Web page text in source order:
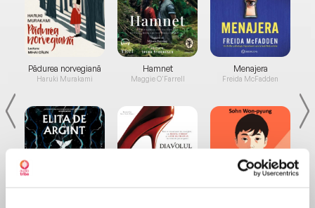
Pădurea norvegiană
Haruki Murakami
Hamnet
Maggie O'Farrell
Menajera
Freida McFadden